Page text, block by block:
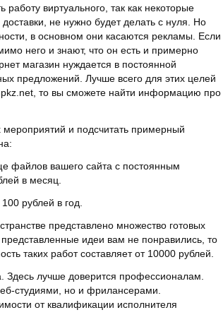
работу виртуального, так как некоторые
не нужно будет делать с нуля. Но
в основном они касаются рекламы. Если
него и знают, что он есть и примерно
магазин нуждается в постоянной
предложений. Лучше всего для этих целей
то вы сможете найти информацию про
и подсчитать примерный
файлов вашего сайта с постоянным
в месяц.
рублей в год.
представлено множество готовых
идеи вам не понравились, то
таких работ составляет от 10000 рублей.
лучше доверится профессионалам.
студиями, но и фрилансерами.
от квалификации исполнителя